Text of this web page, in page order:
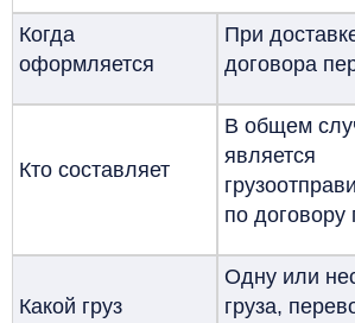
Когда
оформляется
При
договора
Кто составляет
В общем
является
по договору
Какой груз
Одну или
груза,